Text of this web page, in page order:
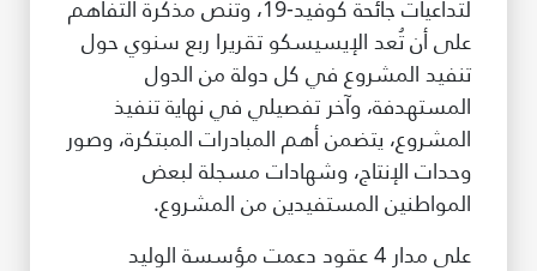
لتداعيات جائحة كوفيد-19، وتنص مذكرة التفاهم
على أن تُعد الإيسيسكو تقريرا ربع سنوي حول
تنفيد المشروع في كل دولة من الدول
المستهدفة، وآخر تفصيلي في نهاية تنفيذ
المشروع، يتضمن أهم المبادرات المبتكرة، وصور
وحدات الإنتاج، وشهادات مسجلة لبعض
المواطنين المستفيدين من المشروع.
على مدار 4 عقود دعمت مؤسسة الوليد